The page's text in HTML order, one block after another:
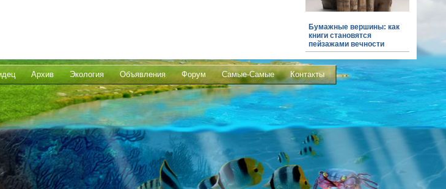
Бумажные вершины: как
книги становятся
пейзажами вечности
Архив Экология Объявления Форум Самые-Самые Контакты